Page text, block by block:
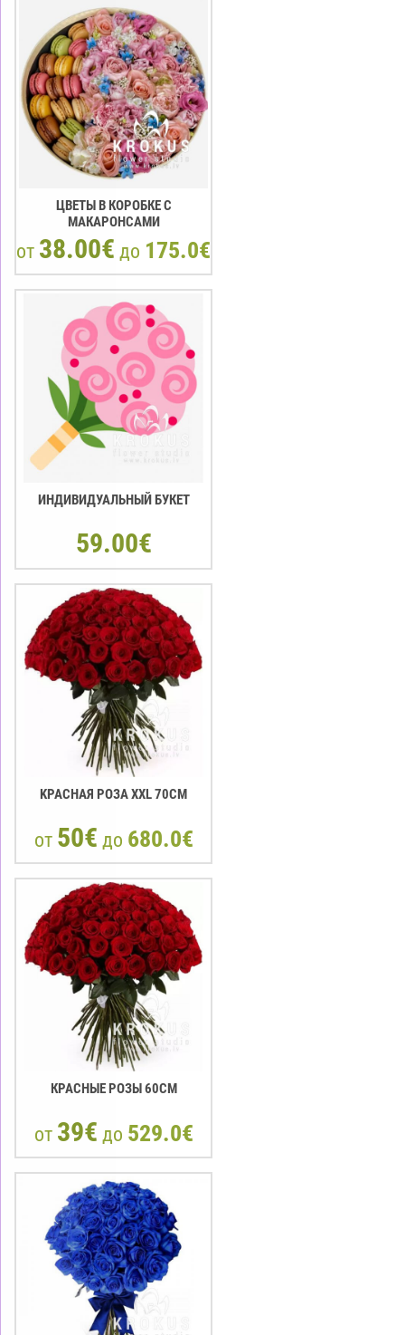
ЦВЕТЫ В КОРОБКЕ С
МАКАРOНCАМИ
от 38.00€ до 175.0€
ИНДИВИДУАЛЬНЫЙ БУКЕТ
59.00€
KРАСНАЯ РОЗА XXL 70СМ
от 50€ до 680.0€
КРАСНЫЕ РОЗЫ 60CM
от 39€ до 529.0€